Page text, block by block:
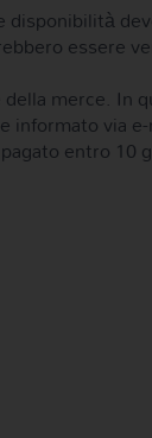
essere
merce. In
informato via
entro